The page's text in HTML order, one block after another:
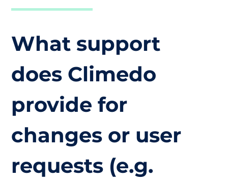
What support
does Climedo
provide for
changes or user
requests (e.g.